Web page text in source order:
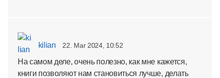
kilian 22. Mar 2024, 10:52
На самом деле, очень полезно, как мне кажется,
книги позволяют нам становиться лучше, делать